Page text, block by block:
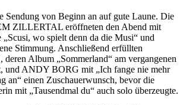
Sendung von Beginn an auf gute Laune. Die
ZILLERTAL eröffneten den Abend mit
wo spielt denn da die Musi“ und
Stimmung. Anschließend erfüllten
Album „Sommerland“ am vergangenen
und ANDY BORG mit „Ich fange nie mehr
an“ einen Zuschauerwunsch, bevor die
mit „Tausendmal du“ auch solo überzeugte.